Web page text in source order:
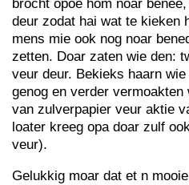
brocht opoe hom noar
deur zodat hai wat te kieken
mens mie ook nog noar
zetten. Doar zaten wie den:
veur deur. Bekieks haarn
genog en verder
van zulverpapier veur aktie
loater kreeg opa doar zulf
veur).
Gelukkig moar dat et n